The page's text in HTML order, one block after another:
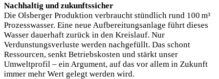
Nachhaltig und zukunftssicher
Die Olsberger Produktion verbraucht stündlich rund 100 m³
Prozesswasser. Eine neue Aufbereitungsanlage führt dieses
Wasser dauerhaft zurück in den Kreislauf. Nur
Verdunstungsverluste werden nachgefüllt. Das schont
Ressourcen, senkt Betriebskosten und stärkt unser
Umweltprofil – ein Argument, auf das vor allem in Zukunft
immer mehr Wert gelegt werden wird.